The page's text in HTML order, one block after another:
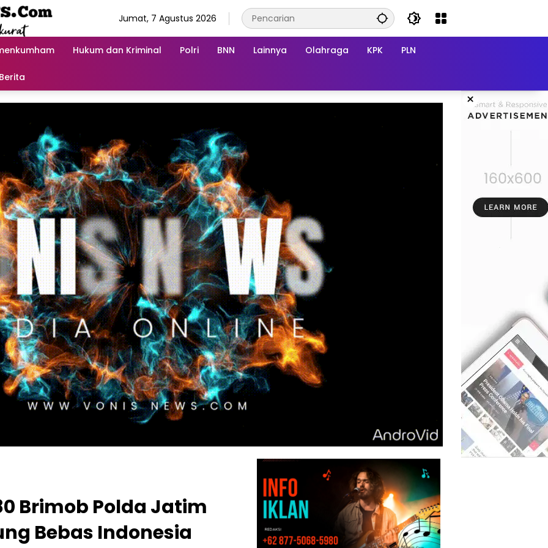
Jumat, 7 Agustus 2026
Hukum dan Kriminal Polri BNN Lainnya Olahraga KPK PLN
×
Brimob Polda Jatim
Bebas Indonesia